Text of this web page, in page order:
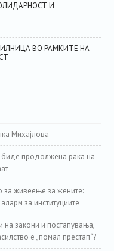
И
ВО РАМКИТЕ НА
Михајлова
биде продолжена рака на
за живеење за жените:
за институциите
на закони и постапувања,
е „помал престап“?